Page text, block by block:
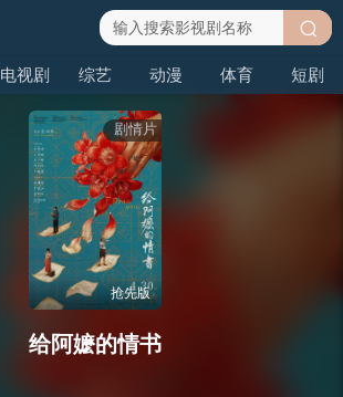
电视剧 综艺 动漫 体育 短剧
搜
剧情片
抢先版
给阿嬷的情书